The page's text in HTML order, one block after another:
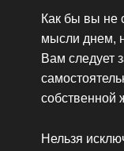
Как бы вы не
мысли днем,
Вам следует
собственной
Нельзя